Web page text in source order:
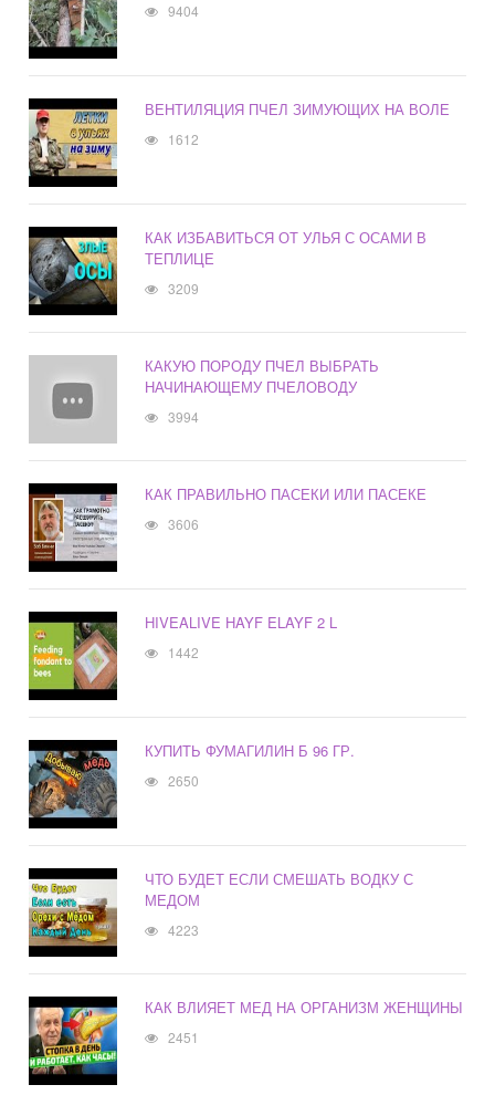
9404
ВЕНТИЛЯЦИЯ ПЧЕЛ ЗИМУЮЩИХ НА ВОЛЕ
1612
КАК ИЗБАВИТЬСЯ ОТ УЛЬЯ С ОСАМИ В
ТЕПЛИЦЕ
3209
КАКУЮ ПОРОДУ ПЧЕЛ ВЫБРАТЬ
НАЧИНАЮЩЕМУ ПЧЕЛОВОДУ
3994
КАК ПРАВИЛЬНО ПАСЕКИ ИЛИ ПАСЕКЕ
3606
HIVEALIVE HAYF ELAYF 2 L
1442
КУПИТЬ ФУМАГИЛИН Б 96 ГР.
2650
ЧТО БУДЕТ ЕСЛИ СМЕШАТЬ ВОДКУ С
МЕДОМ
4223
КАК ВЛИЯЕТ МЕД НА ОРГАНИЗМ ЖЕНЩИНЫ
2451